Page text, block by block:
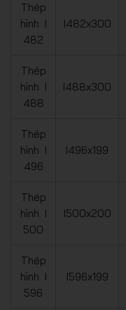
Thép
hình I
482
I482x300
Thép
hình I
488
I488x300
Thép
hình I
496
I496x199
Thép
hình I
500
I500x200
Thép
hình I
596
I596x199